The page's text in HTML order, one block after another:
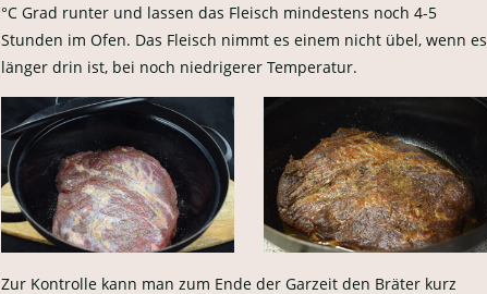
°C Grad runter und lassen das Fleisch mindestens noch 4-5
Stunden im Ofen. Das Fleisch nimmt es einem nicht übel, wenn es
länger drin ist, bei noch niedrigerer Temperatur.
Zur Kontrolle kann man zum Ende der Garzeit den Bräter kurz